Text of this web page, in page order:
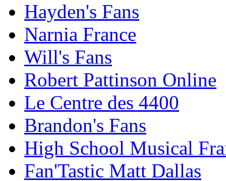
Hayden's Fans
Narnia France
Will's Fans
Robert Pattinson Online
Le Centre des 4400
Brandon's Fans
High School Musical
Fan'Tastic Matt Dallas